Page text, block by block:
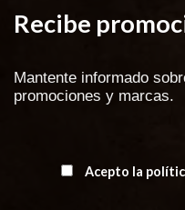
Recibe
Mantente informado
promociones y marcas.
Acepto la